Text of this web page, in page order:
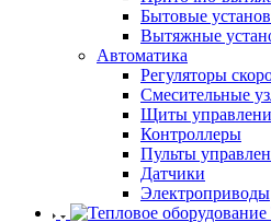
Бытовые
Вытяжные
Автоматика
Регуляторы
Смесительные
Щиты
Контроллеры
Пульты
Датчики
Электроприводы